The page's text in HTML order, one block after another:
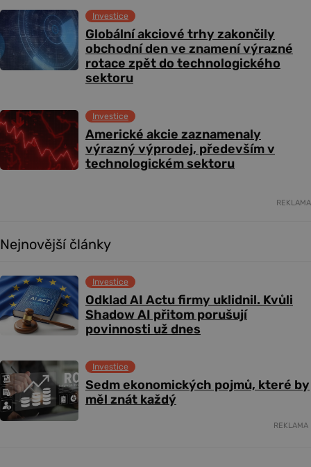
Globální akciové trhy zakončily
obchodní den ve znamení výrazné
rotace zpět do technologického
sektoru
Investice
Americké akcie zaznamenaly
výrazný výprodej, především v
technologickém sektoru
Investice
REKLAMA
Nejnovější články
Odklad AI Actu firmy uklidnil. Kvůli
Shadow AI přitom porušují
povinnosti už dnes
Investice
Sedm ekonomických pojmů, které by
měl znát každý
Investice
REKLAMA